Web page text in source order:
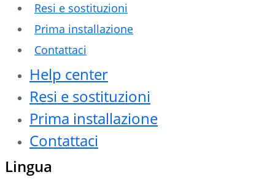
Resi e sostituzioni
Prima installazione
Contattaci
Help center
Resi e sostituzioni
Prima installazione
Contattaci
Lingua